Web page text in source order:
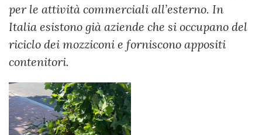
per le attività commerciali all’esterno. In
Italia esistono già aziende che si occupano del
riciclo dei mozziconi e forniscono appositi
contenitori.